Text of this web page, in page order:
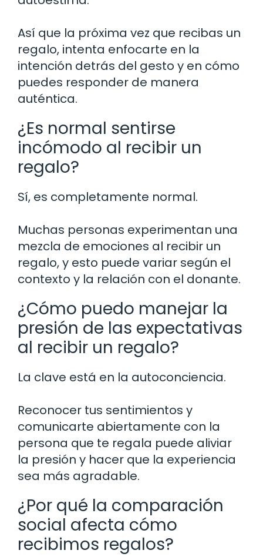
Así que la próxima vez que recibas un
regalo, intenta enfocarte en la
intención detrás del gesto y en cómo
puedes responder de manera
auténtica.
¿Es normal sentirse
incómodo al recibir un
regalo?
Sí, es completamente normal.
Muchas personas experimentan una
mezcla de emociones al recibir un
regalo, y esto puede variar según el
contexto y la relación con el donante.
¿Cómo puedo manejar la
presión de las expectativas
al recibir un regalo?
La clave está en la autoconciencia.
Reconocer tus sentimientos y
comunicarte abiertamente con la
persona que te regala puede aliviar
la presión y hacer que la experiencia
sea más agradable.
¿Por qué la comparación
social afecta cómo
recibimos regalos?